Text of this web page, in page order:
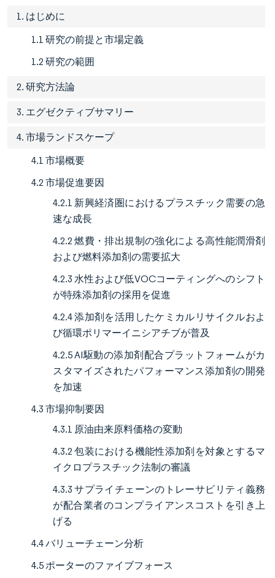
1. はじめに
1.1 研究の前提と市場定義
1.2 研究の範囲
2. 研究方法論
3. エグゼクティブサマリー
4. 市場ランドスケープ
4.1 市場概要
4.2 市場促進要因
4.2.1 新興経済圏におけるプラスチック需要の急
速な成長
4.2.2 燃費・排出規制の強化による高性能潤滑剤
および燃料添加剤の需要拡大
4.2.3 水性および低VOCコーティングへのシフト
が特殊添加剤の採用を促進
4.2.4 添加剤を活用したケミカルリサイクルおよ
び循環ポリマーイニシアチブが普及
4.2.5 AI駆動の添加剤配合プラットフォームがカ
スタマイズされたパフォーマンス添加剤の開発
を加速
4.3 市場抑制要因
4.3.1 原油由来原料価格の変動
4.3.2 包装における機能性添加剤を対象とするマ
イクロプラスチック法制の審議
4.3.3 サプライチェーンのトレーサビリティ義務
が配合業者のコンプライアンスコストを引き上
げる
4.4 バリューチェーン分析
4.5 ポーターのファイブフォース